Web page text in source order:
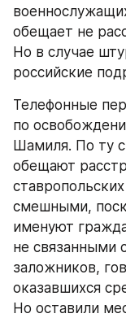
обещает не
Но в случае
российские
Телефонные
по
Шамиля. По ту
обещают
смешными,
именуют
не связанными
заложников,
оказавшихся
Но оставили